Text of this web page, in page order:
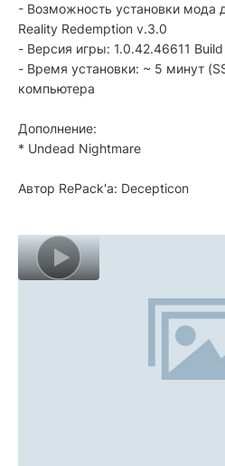
- Возможность установки мода
Reality Redemption v.3.0
- Версия игры: 1.0.42.46611
- Время установки: ~ 5 минут
компьютера
Дополнение:
* Undead Nightmare
Автор RePack'a: Decepticon